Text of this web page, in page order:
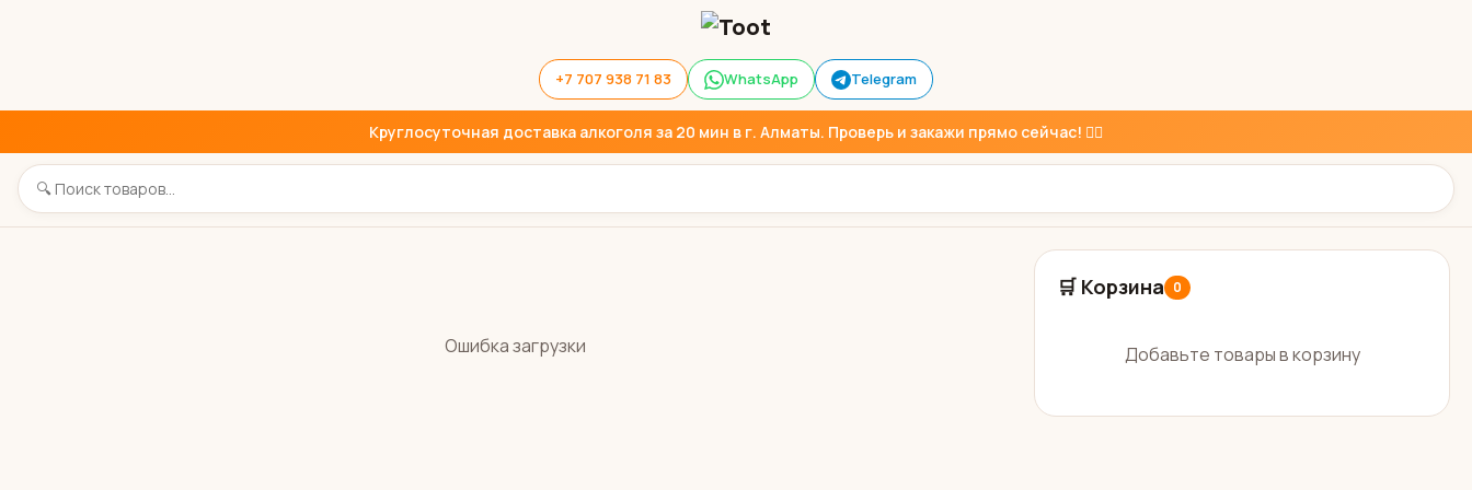
+7 707 938 71 83 WhatsApp Telegram
Круглосуточная доставка алкоголя за 20 мин в г. Алматы. Проверь и закажи прямо сейчас! 👇🏼
Ошибка загрузки
🛒 Корзина 0
Добавьте товары в корзину